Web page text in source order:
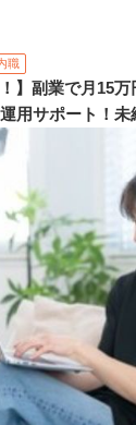
職
】副業で月15
用サポート！